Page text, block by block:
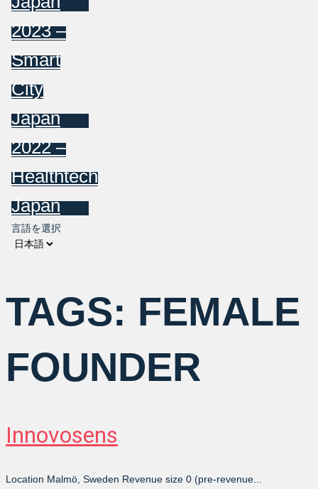
2023 –
Smart
City
Japan
2022 –
Healthtech
Japan
言語を選択
TAGS: FEMALE
FOUNDER
Innovosens
Location Malmö, Sweden Revenue size 0 (pre-revenue...